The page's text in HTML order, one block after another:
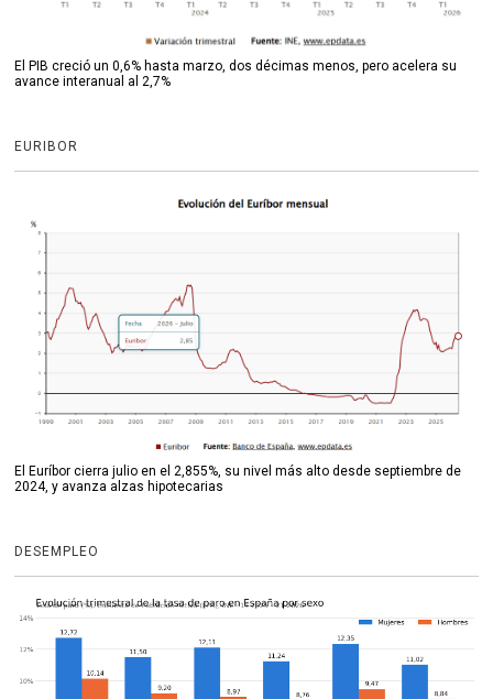
El PIB creció un 0,6% hasta marzo, dos décimas menos, pero acelera su
avance interanual al 2,7%
EURIBOR
El Euríbor cierra julio en el 2,855%, su nivel más alto desde septiembre de
2024, y avanza alzas hipotecarias
DESEMPLEO